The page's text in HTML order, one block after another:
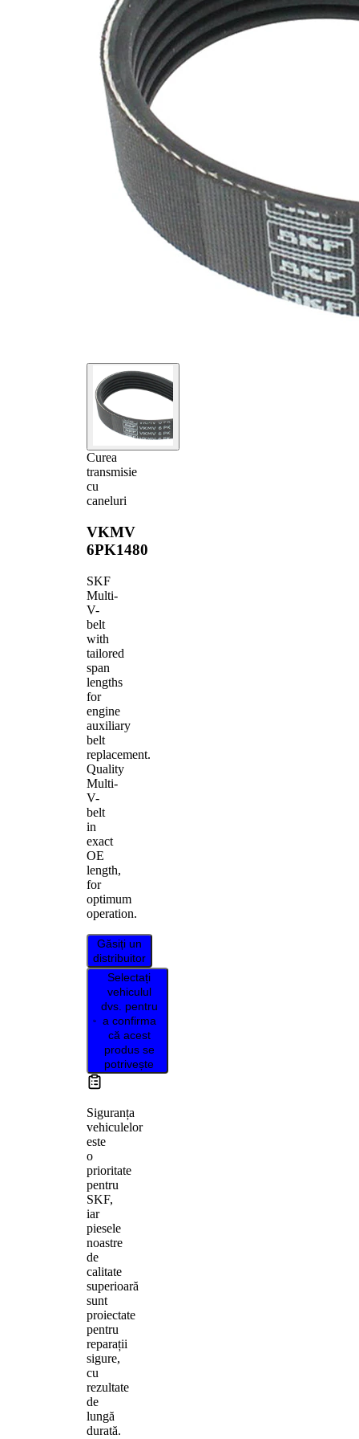
Curea
transmisie
cu
caneluri
VKMV
6PK1480
SKF
Multi-
V-
belt
with
tailored
span
lengths
for
engine
auxiliary
belt
replacement.
Quality
Multi-
V-
belt
in
exact
OE
length,
for
optimum
operation.
Găsiți un
distribuitor
Selectați
vehiculul
dvs. pentru
a confirma
că acest
produs se
potrivește
Siguranța
vehiculelor
este
o
prioritate
pentru
SKF,
iar
piesele
noastre
de
calitate
superioară
sunt
proiectate
pentru
reparații
sigure,
cu
rezultate
de
lungă
durată.
nervuri
SVHC
Nu sunt
disponibile
substante
SVHC
Material
curea
dienă
cauciuc)